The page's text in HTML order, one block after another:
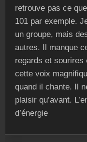
retrouve pas ce
101 par exemple.
un groupe, mais
autres. Il manque
regards et sourires
cette voix
quand il chante. Il
plaisir qu’avant.
d’énergie